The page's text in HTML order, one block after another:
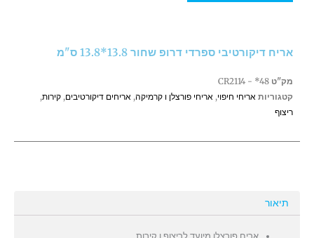
13.8*13.8
אריח דיקורטיבי ספרדי דרופ שחור 13.8*13.8 ס"מ
מק"ט CR2114 - *48
קטגוריות אריחי חיפוי, אריחי פורצלן ו קרמיקה, אריחים דיקורטיבים, קירות,
ריצוף
תיאור